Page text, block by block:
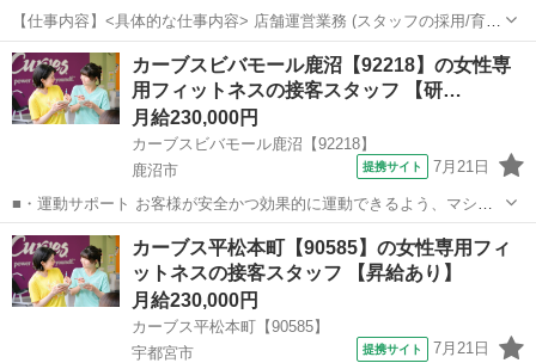
【仕事内容】<具体的な仕事内容> 店舗運営業務 (スタッフの採用/育
成、シフト作成、売上/在庫管理、食材の発注など) ホール・キッチン
業務 (お客さま対応、ご案内、オーダー受付、料理、ドリンクの提供、
お会計、調理、仕込み、食器洗い...
正社員
カーブスビバモール鹿沼【92218】の女性専
用フィットネスの接客スタッフ 【研…
月給230,000円
カーブスビバモール鹿沼【92218】
鹿沼市
提携サイト 7月21日
■・運動サポート お客様が安全かつ効果的に運動できるよう、マシン
の使い方をアドバイスします。運動が初めての方や苦手な方がほとん
どなので、難しい指導はありません。「今日はこの動きを意識しまし
ょう！」といったお声がけをしながら、...
栃木 鹿沼市 その他
カーブス平松本町【90585】の女性専用フィ
ットネスの接客スタッフ 【昇給あり】
月給230,000円
カーブス平松本町【90585】
宇都宮市
提携サイト 7月21日